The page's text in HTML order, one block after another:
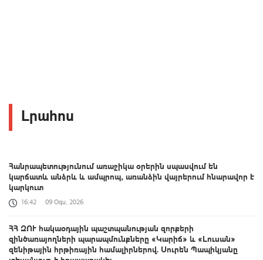
Լրահոս
Հանրապետությունում առաջիկա օրերին սպասվում են
կարճատև անձրև և ամպրոպ, առանձին վայրերում հնարավոր է
կարկուտ
16:42 09 Օգս, 2026
ՀՀ ԶՈՒ հակաօդային պաշտպանության զորքերի
զինծառայողների պարապմունքները «Կարիճ» և «Լուսան»
զենիթային հրթիռային համալիրներով. Սուրեն Պապիկյանը